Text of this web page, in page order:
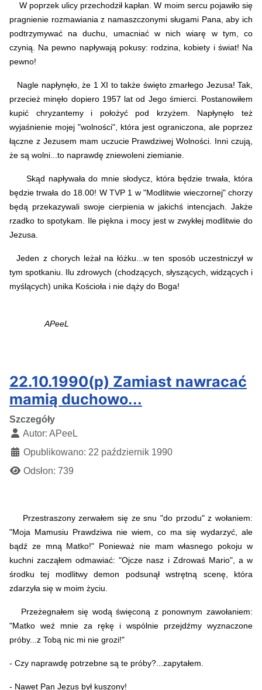
W poprzek ulicy przechodził kapłan. W moim sercu pojawiło się
pragnienie rozmawiania z namaszczonymi sługami Pana, aby ich
podtrzymywać na duchu, umacniać w nich wiarę w tym, co
czynią. Na pewno napływają pokusy: rodzina, kobiety i świat! Na
pewno!
Nagle napłynęło, że 1 XI to także święto zmarłego Jezusa! Tak,
przecież minęło dopiero 1957 lat od Jego śmierci. Postanowiłem
kupić chryzantemy i położyć pod krzyżem. Napłynęło też
wyjaśnienie mojej "wolności", która jest ograniczona, ale poprzez
łączne z Jezusem mam uczucie Prawdziwej Wolności. Inni czują,
że są wolni...to naprawdę zniewoleni ziemianie.
Skąd napływała do mnie słodycz, która będzie trwała, która
będzie trwała do 18.00! W TVP 1 w "Modlitwie wieczornej" chorzy
będą przekazywali swoje cierpienia w jakichś intencjach. Jakże
rzadko to spotykam. Ile piękna i mocy jest w zwykłej modlitwie do
Jezusa.
Jeden z chorych leżał na łóżku...w ten sposób uczestniczył w
tym spotkaniu. Ilu zdrowych (chodzących, słyszących, widzących i
myślących) unika Kościoła i nie dąży do Boga!
APeeL
22.10.1990(p) Zamiast nawracać
mamią duchowo...
Szczegóły
Autor: APeeL
Opublikowano: 22 październik 1990
Odsłon: 739
Przestraszony zerwałem się ze snu "do przodu" z wołaniem:
"Moja Mamusiu Prawdziwa nie wiem, co ma się wydarzyć, ale
bądź ze mną Matko!" Ponieważ nie mam własnego pokoju w
kuchni zacząłem odmawiać: "Ojcze nasz i Zdrowaś Mario", a w
środku tej modlitwy demon podsunął wstrętną scenę, która
zdarzyła się w moim życiu.
Przeżegnałem się wodą święconą z ponownym zawołaniem:
"Matko weź mnie za rękę i wspólnie przejdźmy wyznaczone
próby...z Tobą nic mi nie grozi!"
- Czy naprawdę potrzebne są te próby?...zapytałem.
- Nawet Pan Jezus był kuszony!